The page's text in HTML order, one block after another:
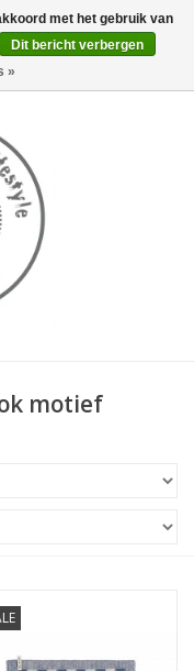
0 Artikelen - €0,00
motief
met het gebruik van
Dit bericht verbergen
»